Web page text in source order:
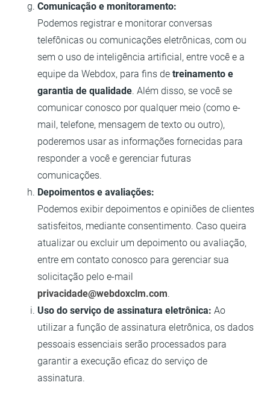
Comunicação e monitoramento:
Podemos registrar e monitorar conversas
telefônicas ou comunicações eletrônicas, com ou
sem o uso de inteligência artificial, entre você e a
equipe da Webdox, para fins detreinamento e
garantia de qualidade. Além disso, se você se
comunicar conosco por qualquer meio (como e-
mail, telefone, mensagem de texto ou outro),
poderemos usar as informações fornecidas para
responder a você e gerenciar futuras
comunicações.
Depoimentos e avaliações:
Podemos exibir depoimentos e opiniões de clientes
satisfeitos, mediante consentimento. Caso queira
atualizar ou excluir um depoimento ou avaliação,
entre em contato conosco para gerenciar sua
solicitação pelo e-mail
privacidade@webdoxclm.com.
Uso do serviço de assinatura eletrônica:Ao
utilizar a função de assinatura eletrônica, os dados
pessoais essenciais serão processados para
garantir a execução eficaz do serviço de
assinatura.